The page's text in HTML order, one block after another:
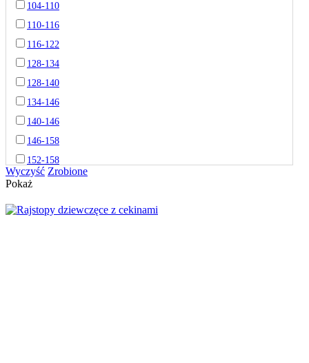
104-110
110-116
116-122
128-134
128-140
134-146
140-146
146-158
152-158
Wyczyść Zrobione
Pokaż